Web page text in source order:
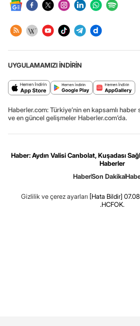
UYGULAMAMIZI İNDİRİN
Haberler.com: Türkiye’nin en kapsamlı
ve en güncel gelişmeler Haberler.com’da.
Haber: Aydın Valisi Canbolat, Kuşadası
Haberler
HaberSon Dakika
Gizlilik ve çerez ayarları [Hata Bildir]
.HCFOK.